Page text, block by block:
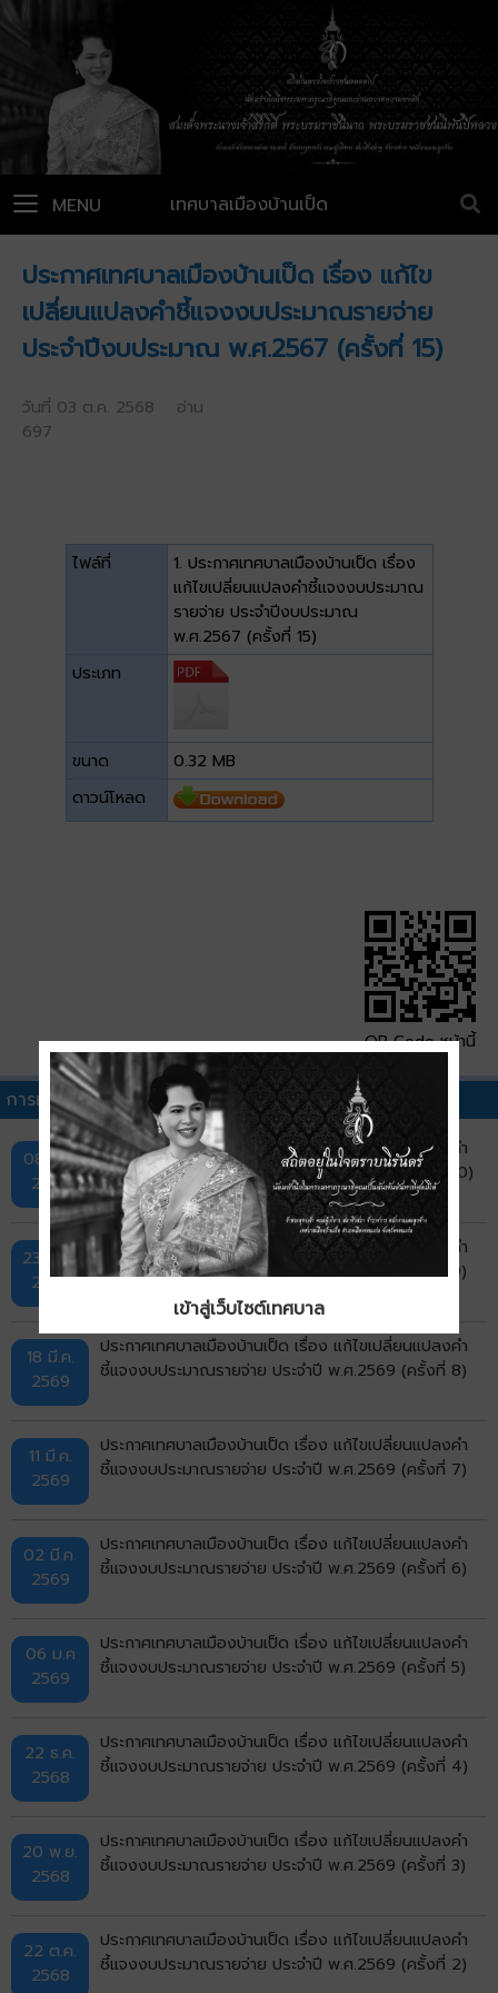
เทศบาลเมืองบ้านเป็ด
MENU
ประกาศเทศบาลเมืองบ้านเป็ด เรื่อง แก้ไข
เปลี่ยนแปลงคำชี้แจงงบประมาณรายจ่าย
ประจำปีงบประมาณ พ.ศ.2567 (ครั้งที่ 15)
วันที่ 03 ต.ค. 2568 อ่าน
697
ไฟล์ที่
1. ประกาศเทศบาลเมืองบ้านเป็ด เรื่อง
แก้ไขเปลี่ยนแปลงคำชี้แจงงบประมาณ
รายจ่าย ประจำปีงบประมาณ
พ.ศ.2567 (ครั้งที่ 15)
ประเภท
ขนาด
0.32 MB
ดาวน์โหลด
QR Code หน้านี้
การเปลี่ยนแปลงคำชี้แจงงบประมาณรายจ่ายประจำปีอื่นๆ
08 มิ.ย.
2569
ประกาศเทศบาลเมืองบ้านเป็ด เรื่อง แก้ไขเปลี่ยนแปลงคำ
ชี้แจงงบประมาณรายจ่าย ประจำปี พ.ศ.2569 (ครั้งที่ 10)
23 เม.ย.
2569
ประกาศเทศบาลเมืองบ้านเป็ด เรื่อง แก้ไขเปลี่ยนแปลงคำ
ชี้แจงงบประมาณรายจ่าย ประจำปี พ.ศ.2569 (ครั้งที่ 9)
18 มี.ค.
2569
ประกาศเทศบาลเมืองบ้านเป็ด เรื่อง แก้ไขเปลี่ยนแปลงคำ
ชี้แจงงบประมาณรายจ่าย ประจำปี พ.ศ.2569 (ครั้งที่ 8)
11 มี.ค.
2569
ประกาศเทศบาลเมืองบ้านเป็ด เรื่อง แก้ไขเปลี่ยนแปลงคำ
ชี้แจงงบประมาณรายจ่าย ประจำปี พ.ศ.2569 (ครั้งที่ 7)
02 มี.ค.
2569
ประกาศเทศบาลเมืองบ้านเป็ด เรื่อง แก้ไขเปลี่ยนแปลงคำ
ชี้แจงงบประมาณรายจ่าย ประจำปี พ.ศ.2569 (ครั้งที่ 6)
06 ม.ค
2569
ประกาศเทศบาลเมืองบ้านเป็ด เรื่อง แก้ไขเปลี่ยนแปลงคำ
ชี้แจงงบประมาณรายจ่าย ประจำปี พ.ศ.2569 (ครั้งที่ 5)
22 ธ.ค.
2568
ประกาศเทศบาลเมืองบ้านเป็ด เรื่อง แก้ไขเปลี่ยนแปลงคำ
ชี้แจงงบประมาณรายจ่าย ประจำปี พ.ศ.2569 (ครั้งที่ 4)
20 พ.ย.
2568
ประกาศเทศบาลเมืองบ้านเป็ด เรื่อง แก้ไขเปลี่ยนแปลงคำ
ชี้แจงงบประมาณรายจ่าย ประจำปี พ.ศ.2569 (ครั้งที่ 3)
22 ต.ค.
2568
ประกาศเทศบาลเมืองบ้านเป็ด เรื่อง แก้ไขเปลี่ยนแปลงคำ
ชี้แจงงบประมาณรายจ่าย ประจำปี พ.ศ.2569 (ครั้งที่ 2)
เข้าสู่เว็บไซต์เทศบาล